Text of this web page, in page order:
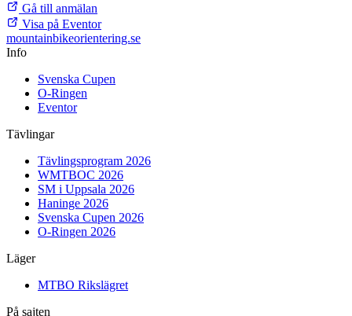
Gå till anmälan
Visa på Eventor
mountainbikeorientering.se
Info
Svenska Cupen
O-Ringen
Eventor
Tävlingar
Tävlingsprogram 2026
WMTBOC 2026
SM i Uppsala 2026
Haninge 2026
Svenska Cupen 2026
O-Ringen 2026
Läger
MTBO Rikslägret
På sajten